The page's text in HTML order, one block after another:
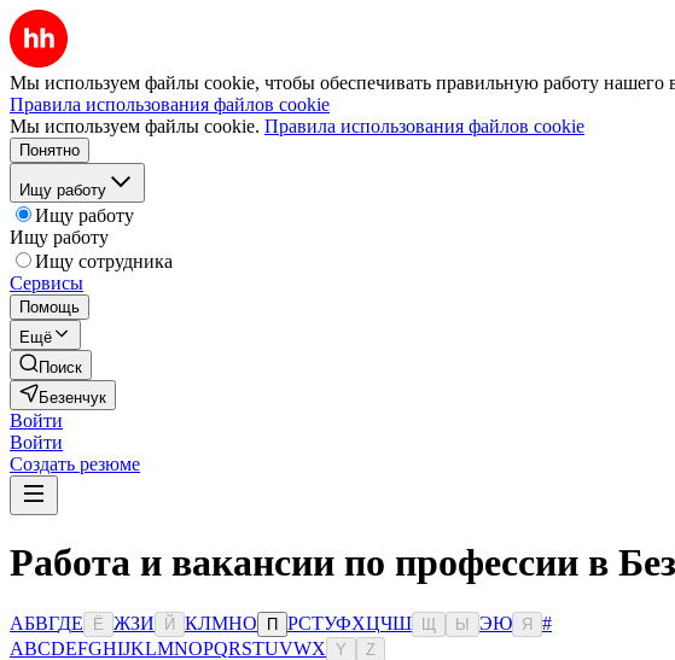
Мы используем файлы cookie, чтобы обеспечивать правильную работу нашего
Правила использования файлов cookie
Мы используем файлы cookie. Правила использования файлов cookie
Понятно
Ищу работу
Ищу работу
Ищу работу
Ищу сотрудника
Сервисы
Помощь
Ещё
Поиск
Безенчук
Войти
Войти
Создать резюме
Работа и вакансии по профессии в
АБВГДЕ Ё ЖЗИ Й КЛМНО П РСТУФХЦЧШ Ы ЭЮ Я
#
ABCDEFGHIJKLMNOPQRSTUVWX Y Z